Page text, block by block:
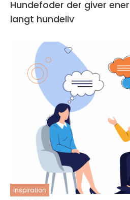
Hundefoder der giver
langt hundeliv
inspiration